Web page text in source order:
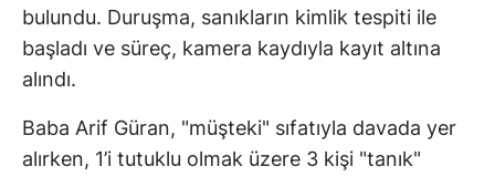
bulundu. Duruşma, sanıkların kimlik tespiti ile
başladı ve süreç, kamera kaydıyla kayıt altına
alındı.
Baba Arif Güran, "müşteki" sıfatıyla davada yer
alırken, 1’i tutuklu olmak üzere 3 kişi "tanık"